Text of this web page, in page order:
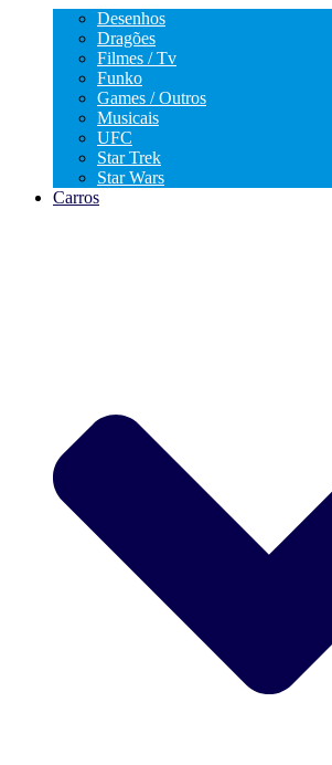
Desenhos
Dragões
Filmes / Tv
Funko
Games / Outros
Musicais
UFC
Star Trek
Star Wars
Carros